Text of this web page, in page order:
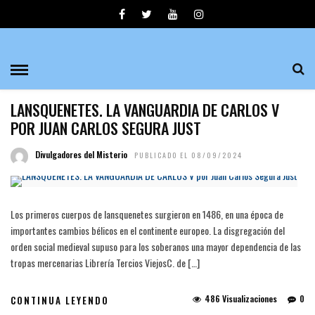
LANSQUENETES MERCENARIOS
LANSQUENETES. LA VANGUARDIA DE CARLOS V
POR JUAN CARLOS SEGURA JUST
Divulgadores del Misterio PUBLICADO EL 08/09/2024
Los primeros cuerpos de lansquenetes surgieron en 1486, en una época de
importantes cambios bélicos en el continente europeo. La disgregación del
orden social medieval supuso para los soberanos una mayor dependencia de las
tropas mercenarias Librería Tercios ViejosC. de […]
CONTINUA LEYENDO 0
486 Visualizaciones